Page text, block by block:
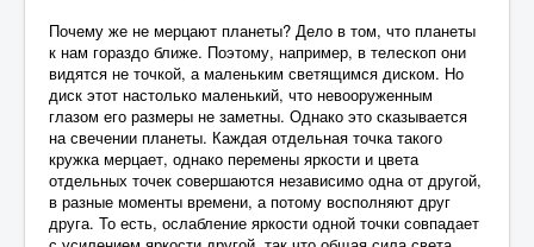
Почему же не мерцают планеты? Дело в том, что планеты
к нам гораздо ближе. Поэтому, например, в телескоп они
видятся не точкой, а маленьким светящимся диском. Но
диск этот настолько маленький, что невооруженным
глазом его размеры не заметны. Однако это сказывается
на свечении планеты. Каждая отдельная точка такого
кружка мерцает, однако перемены яркости и цвета
отдельных точек совершаются независимо одна от другой,
в разные моменты времени, а потому восполняют друг
друга. То есть, ослабление яркости одной точки совпадает